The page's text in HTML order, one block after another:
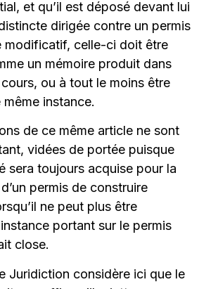
et qu’il est déposé devant lui
dirigée contre un permis
modificatif, celle-ci doit être
un mémoire produit dans
cours, ou à tout le moins être
instance.
de ce même article ne sont
vidées de portée puisque
sera toujours acquise pour la
permis de construire
ne peut plus être
portant sur le permis
close.
Juridiction considère ici que le